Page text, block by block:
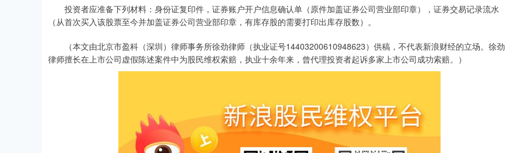
投资者应准备下列材料：身份证复印件，证券账户开户信息确认单（原件加盖证券公司营业部印章），证券交易记录流水
（从首次买入该股票至今并加盖证券公司营业部印章，有库存股的需要打印出库存股数）。
（本文由北京市盈科（深圳）律师事务所徐劲律师（执业证号14403200610948623）供稿，不代表新浪财经的立场。徐劲
律师擅长在上市公司虚假陈述案件中为股民维权索赔，执业十余年来，曾代理投资者起诉多家上市公司成功索赔。）